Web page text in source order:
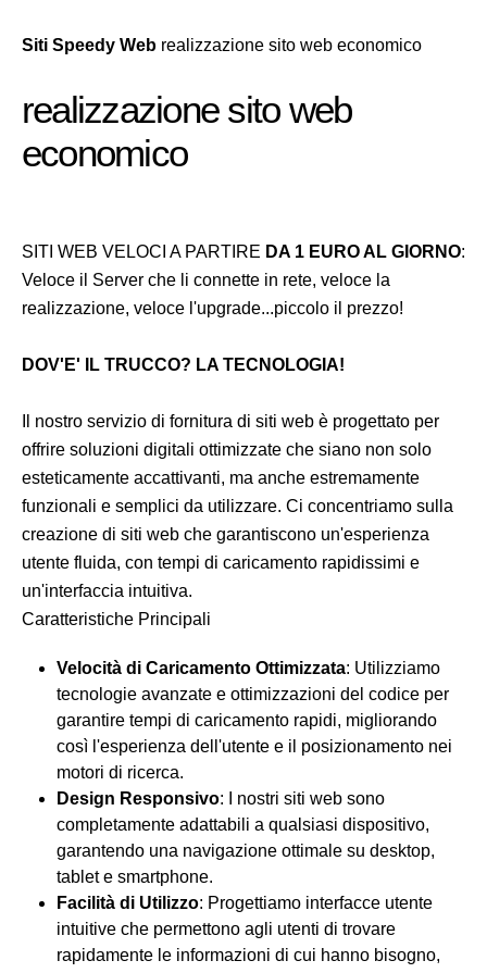
Siti Speedy Web realizzazione sito web economico
realizzazione sito web
economico
SITI WEB VELOCI A PARTIRE DA 1 EURO AL GIORNO:
Veloce il Server che li connette in rete, veloce la
realizzazione, veloce l'upgrade...piccolo il prezzo!
DOV'E' IL TRUCCO? LA TECNOLOGIA!
Il nostro servizio di fornitura di siti web è progettato per
offrire soluzioni digitali ottimizzate che siano non solo
esteticamente accattivanti, ma anche estremamente
funzionali e semplici da utilizzare. Ci concentriamo sulla
creazione di siti web che garantiscono un'esperienza
utente fluida, con tempi di caricamento rapidissimi e
un'interfaccia intuitiva.
Caratteristiche Principali
Velocità di Caricamento Ottimizzata: Utilizziamo
tecnologie avanzate e ottimizzazioni del codice per
garantire tempi di caricamento rapidi, migliorando
così l'esperienza dell'utente e il posizionamento nei
motori di ricerca.
Design Responsivo: I nostri siti web sono
completamente adattabili a qualsiasi dispositivo,
garantendo una navigazione ottimale su desktop,
tablet e smartphone.
Facilità di Utilizzo: Progettiamo interfacce utente
intuitive che permettono agli utenti di trovare
rapidamente le informazioni di cui hanno bisogno,